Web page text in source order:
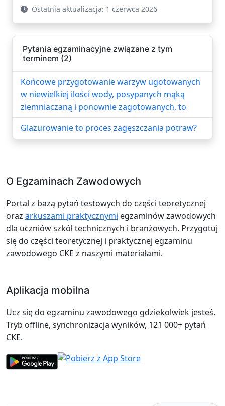
Ostatnia aktualizacja: 1 czerwca 2026
Pytania egzaminacyjne związane z tym
terminem (2)
Końcowe przygotowanie warzyw ugotowanych
w niewielkiej ilości wody, posypanych mąką
ziemniaczaną i ponownie zagotowanych, to
Glazurowanie to proces zagęszczania potraw?
O Egzaminach Zawodowych
Portal z bazą pytań testowych do części teoretycznej
oraz arkuszami praktycznymi egzaminów zawodowych
dla uczniów szkół technicznych i branżowych. Przygotuj
się do części teoretycznej i praktycznej egzaminu
zawodowego CKE z naszymi materiałami.
Aplikacja mobilna
Ucz się do egzaminu zawodowego gdziekolwiek jesteś.
Tryb offline, synchronizacja wyników, 121 000+ pytań
CKE.